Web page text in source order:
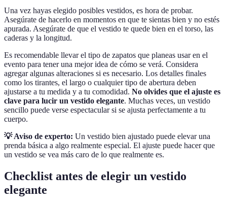
Una vez hayas elegido posibles vestidos, es hora de probar.
Asegúrate de hacerlo en momentos en que te sientas bien y no estés
apurada. Asegúrate de que el vestido te quede bien en el torso, las
caderas y la longitud.
Es recomendable llevar el tipo de zapatos que planeas usar en el
evento para tener una mejor idea de cómo se verá. Considera
agregar algunas alteraciones si es necesario. Los detalles finales
como los tirantes, el largo o cualquier tipo de abertura deben
ajustarse a tu medida y a tu comodidad. No olvides que el ajuste es
clave para lucir un vestido elegante. Muchas veces, un vestido
sencillo puede verse espectacular si se ajusta perfectamente a tu
cuerpo.
💡 Aviso de experto: Un vestido bien ajustado puede elevar una
prenda básica a algo realmente especial. El ajuste puede hacer que
un vestido se vea más caro de lo que realmente es.
Checklist antes de elegir un vestido
elegante